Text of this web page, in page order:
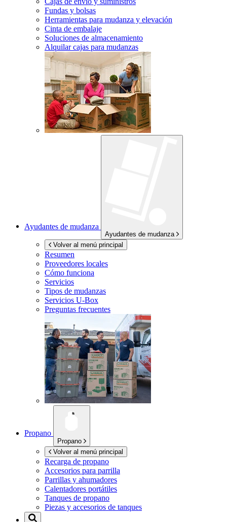
Fundas y bolsas
Herramientas para mudanza y elevación
Cinta de embalaje
Soluciones de almacenamiento
Alquilar cajas para mudanzas
Ayudantes de mudanza
Ayudantes de mudanza
Volver al menú principal
Resumen
Proveedores locales
Cómo funciona
Servicios
Tipos de mudanzas
Servicios U-Box
Preguntas frecuentes
Propano
Propano
Volver al menú principal
Recarga de propano
Accesorios para parrilla
Parrillas y ahumadores
Calentadores portátiles
Tanques de propano
Piezas y accesorios de tanques